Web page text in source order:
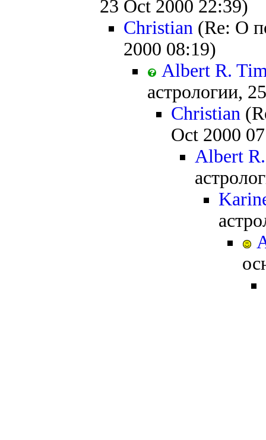
23 Oct 2000 22:39)
Christian (Re: О
2000 08:19)
Albert R.
астрологии,
Christian
Oct 2000
Albert